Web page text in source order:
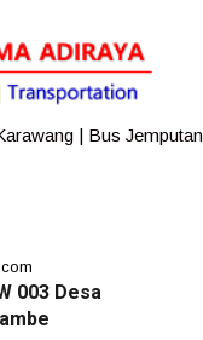
| Bus Jemputan
003 Desa